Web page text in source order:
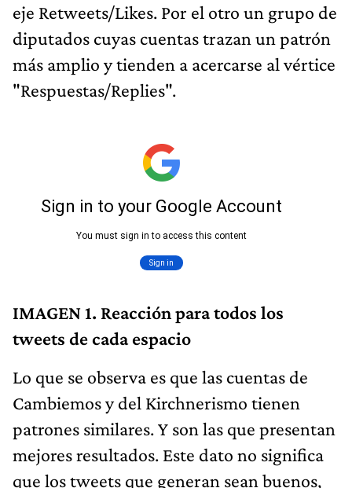
eje Retweets/Likes. Por el otro un grupo de
diputados cuyas cuentas trazan un patrón
más amplio y tienden a acercarse al vértice
"Respuestas/Replies".
IMAGEN 1. Reacción para todos los
tweets de cada espacio
Lo que se observa es que las cuentas de
Cambiemos y del Kirchnerismo tienen
patrones similares. Y son las que presentan
mejores resultados. Este dato no significa
que los tweets que generan sean buenos,